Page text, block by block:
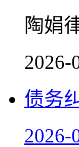
陶娟
2026-
债务
2026-